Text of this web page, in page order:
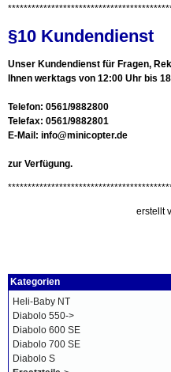
§10 Kundendienst
Unser Kundendienst für Fragen,
Ihnen werktags von 12:00 Uhr bis
Telefon: 0561/9882800
Telefax: 0561/9882801
E-Mail: info@minicopter.de
zur Verfügung.
erstellt
Kategorien
Heli-Baby NT
Diabolo 550->
Diabolo 600 SE
Diabolo 700 SE
Diabolo S